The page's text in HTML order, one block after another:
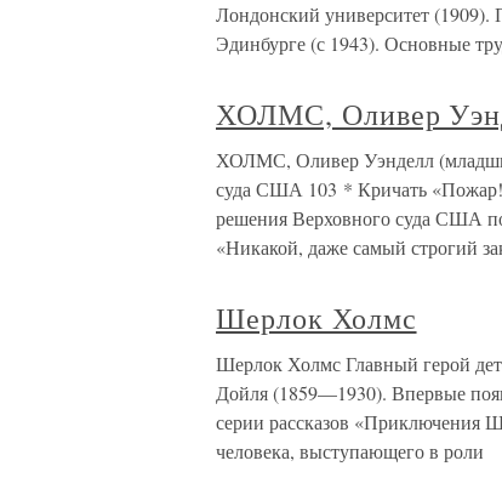
Лондонский университет
Эдинбурге (с 1943). Основные
ХОЛМС, Оливер
ХОЛМС, Оливер Уэнделл
суда США 103 * Кричать
решения Верховного суда США
«Никакой, даже самый строгий
Шерлок Холмс
Шерлок Холмс Главный герой
Дойля (1859—1930). Впервые
серии рассказов «Приключения
человека, выступающего в роли